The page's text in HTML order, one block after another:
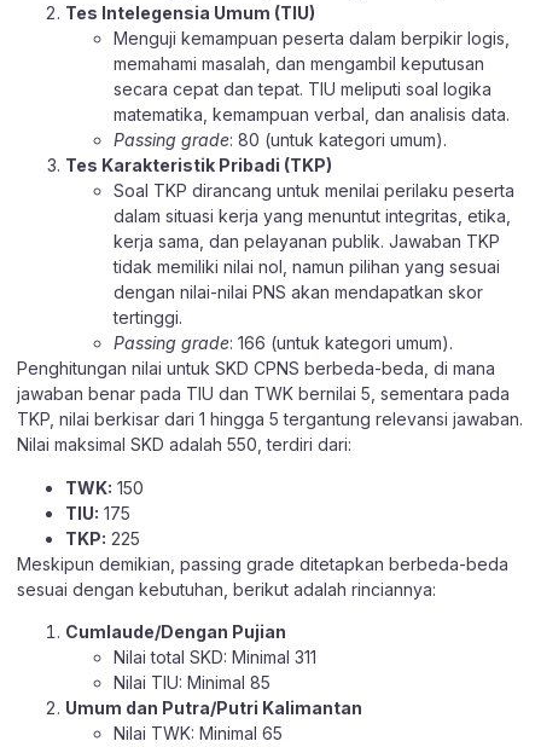
Tes Intelegensia Umum (TIU)
Menguji kemampuan peserta dalam berpikir logis,
memahami masalah, dan mengambil keputusan
secara cepat dan tepat. TIU meliputi soal logika
matematika, kemampuan verbal, dan analisis data.
Passing grade: 80 (untuk kategori umum).
Tes Karakteristik Pribadi (TKP)
Soal TKP dirancang untuk menilai perilaku peserta
dalam situasi kerja yang menuntut integritas, etika,
kerja sama, dan pelayanan publik. Jawaban TKP
tidak memiliki nilai nol, namun pilihan yang sesuai
dengan nilai-nilai PNS akan mendapatkan skor
tertinggi.
Passing grade: 166 (untuk kategori umum).
Penghitungan nilai untuk SKD CPNS berbeda-beda, di mana
jawaban benar pada TIU dan TWK bernilai 5, sementara pada
TKP, nilai berkisar dari 1 hingga 5 tergantung relevansi jawaban.
Nilai maksimal SKD adalah 550, terdiri dari:
TWK: 150
TIU: 175
TKP: 225
Meskipun demikian, passing grade ditetapkan berbeda-beda
sesuai dengan kebutuhan, berikut adalah rinciannya:
Cumlaude/Dengan Pujian
Nilai total SKD: Minimal 311
Nilai TIU: Minimal 85
Umum dan Putra/Putri Kalimantan
Nilai TWK: Minimal 65